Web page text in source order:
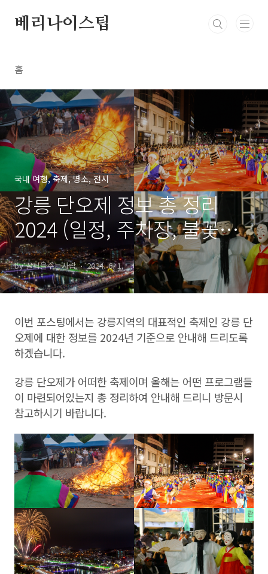
베리나이스팁
홈
국내 여행, 축제, 명소, 전시
강릉 단오제 정보 총 정리
2024 (일정, 주차장, 불꽃놀
이 등)
by 꿀팁을주는사람 2024. 6. 1.
이번 포스팅에서는 강릉지역의 대표적인 축제인 강릉 단
오제에 대한 정보를 2024년 기준으로 안내해 드리도록
하겠습니다.
강릉 단오제가 어떠한 축제이며 올해는 어떤 프로그램들
이 마련되어있는지 총 정리하여 안내해 드리니 방문시
참고하시기 바랍니다.